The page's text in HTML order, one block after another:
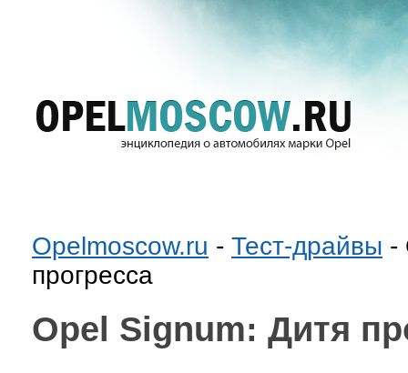
Opelmoscow.ru - Тест-драйвы -
прогресса
Opel Signum: Дитя